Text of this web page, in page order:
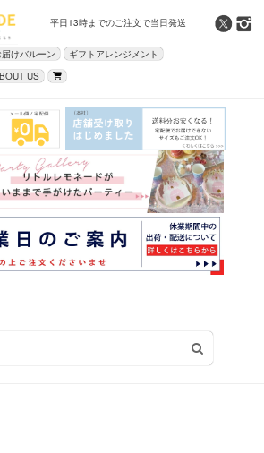
平日13時までのご注文で当日発送
けバルーン
ギフトアレンジメント
US